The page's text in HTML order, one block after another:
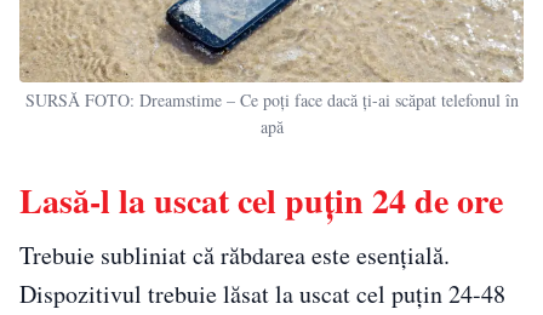
SURSĂ FOTO: Dreamstime – Ce poți face dacă ți-ai scăpat telefonul în
apă
Lasă-l la uscat cel puțin 24 de ore
Trebuie subliniat că răbdarea este esențială.
Dispozitivul trebuie lăsat la uscat cel puțin 24-48